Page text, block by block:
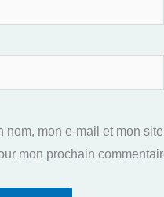
nom, mon e-mail et mon
mon prochain